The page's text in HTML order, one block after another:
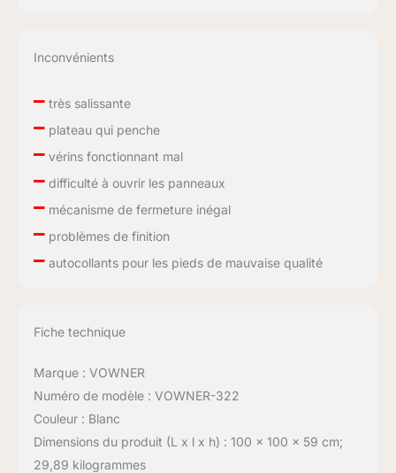
Inconvénients
–très salissante
–plateau qui penche
–vérins fonctionnant mal
–difficulté à ouvrir les panneaux
–mécanisme de fermeture inégal
–problèmes de finition
–autocollants pour les pieds de mauvaise qualité
Fiche technique
Marque : VOWNER
Numéro de modèle : VOWNER-322
Couleur : Blanc
Dimensions du produit (L x l x h) : 100 x 100 x 59 cm;
29,89 kilogrammes